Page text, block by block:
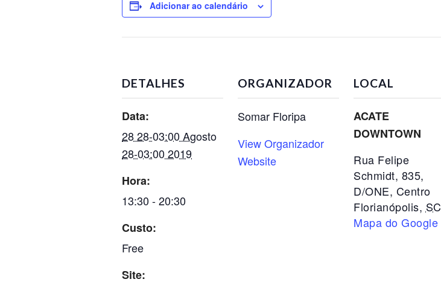
Adicionar ao calendário
DETALHES
Data:
28 28-03:00 Agosto
28-03:00 2019
Hora:
13:30 - 20:30
Custo:
Free
Site:
ORGANIZADOR
Somar Floripa
View Organizador
Website
LOCAL
ACATE
DOWNTOWN
Rua Felipe
Schmidt, 835,
D/ONE, Centro
Florianópolis, SC
Mapa do Google